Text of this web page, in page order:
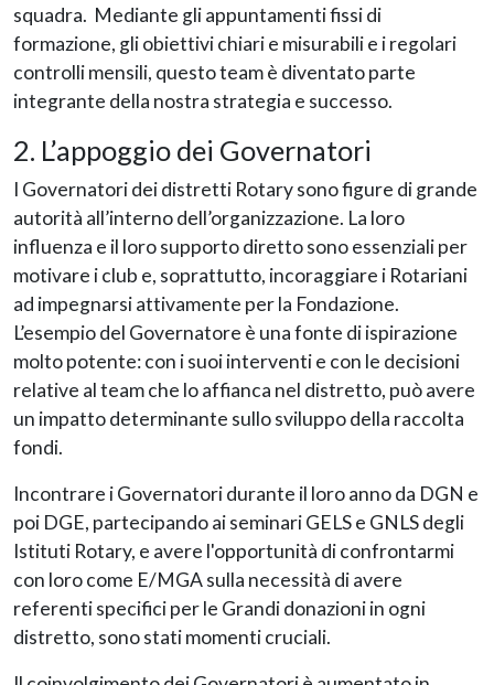
squadra. Mediante gli appuntamenti fissi di
formazione, gli obiettivi chiari e misurabili e i regolari
controlli mensili, questo team è diventato parte
integrante della nostra strategia e successo.
2. L’appoggio dei Governatori
I Governatori dei distretti Rotary sono figure di grande
autorità all’interno dell’organizzazione. La loro
influenza e il loro supporto diretto sono essenziali per
motivare i club e, soprattutto, incoraggiare i Rotariani
ad impegnarsi attivamente per la Fondazione.
L’esempio del Governatore è una fonte di ispirazione
molto potente: con i suoi interventi e con le decisioni
relative al team che lo affianca nel distretto, può avere
un impatto determinante sullo sviluppo della raccolta
fondi.
Incontrare i Governatori durante il loro anno da DGN e
poi DGE, partecipando ai seminari GELS e GNLS degli
Istituti Rotary, e avere l'opportunità di confrontarmi
con loro come E/MGA sulla necessità di avere
referenti specifici per le Grandi donazioni in ogni
distretto, sono stati momenti cruciali.